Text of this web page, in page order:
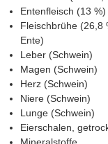
Entenfleisch (13 %)
Fleischbrühe (26,8
Ente)
Leber (Schwein)
Magen (Schwein)
Herz (Schwein)
Niere (Schwein)
Lunge (Schwein)
Eierschalen,
Mineralstoffe